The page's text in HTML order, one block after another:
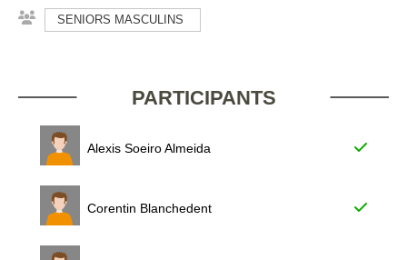
SENIORS MASCULINS
PARTICIPANTS
Alexis Soeiro Almeida
Corentin Blanchedent